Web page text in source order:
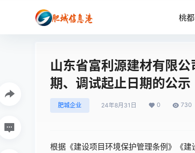
桃
山东省富利源建材有限
期、调试起止日期的公示
肥城企业 24年8月31日 0 730
根据《建设项目环境保护管理条例》《